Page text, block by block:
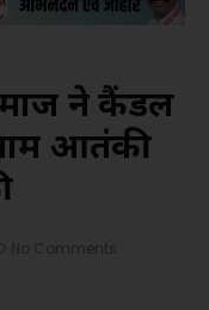
ने कैंडल
आतंकी
No Comments